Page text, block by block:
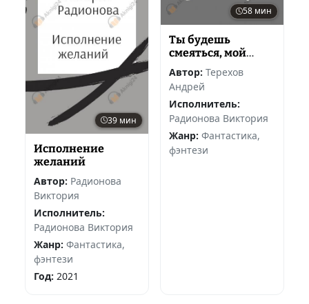
39 мин
Исполнение
желаний
Автор: Радионова
Виктория
Исполнитель:
Радионова Виктория
Жанр: Фантастика,
фэнтези
Год: 2021
58 мин
Ты будешь
смеяться, мой
розы)
Автор: Терехов
Андрей
Исполнитель:
Радионова Виктория
Жанр: Фантастика,
фэнтези